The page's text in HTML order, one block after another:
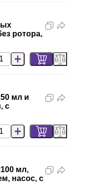
ротора,
мл и
с
мл,
насос, с